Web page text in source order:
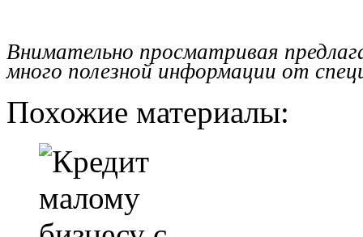
Внимательно просматривая
много полезной информации от
Похожие материалы: